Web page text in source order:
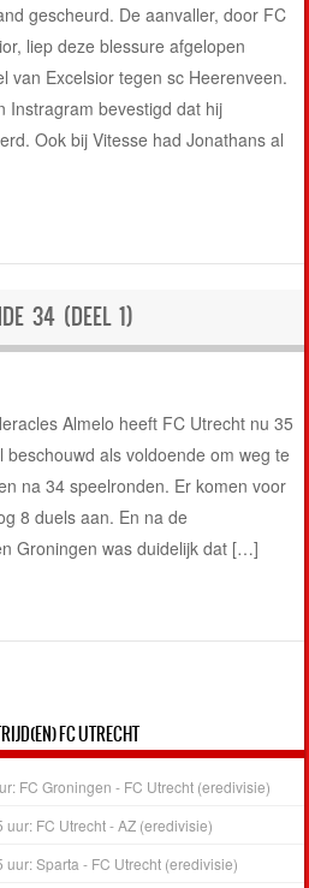
gescheurd. De aanvaller, door FC
liep deze blessure afgelopen
van Excelsior tegen sc Heerenveen.
Instragram bevestigd dat hij
Ook bij Vitesse had Jonathans al
34 (DEEL 1)
Almelo heeft FC Utrecht nu 35
als voldoende om weg te
na 34 speelronden. Er komen voor
8 duels aan. En na de
Groningen was duidelijk dat […]
FC UTRECHT
FC Groningen - FC Utrecht (eredivisie)
FC Utrecht - AZ (eredivisie)
Sparta - FC Utrecht (eredivisie)